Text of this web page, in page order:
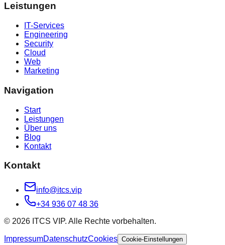
Leistungen
IT-Services
Engineering
Security
Cloud
Web
Marketing
Navigation
Start
Leistungen
Über uns
Blog
Kontakt
Kontakt
info@itcs.vip
+34 936 07 48 36
© 2026 ITCS VIP. Alle Rechte vorbehalten.
ImpressumDatenschutzCookies Cookie-Einstellungen